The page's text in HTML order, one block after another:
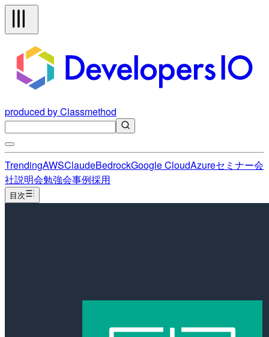
produced by Classmethod
TrendingAWSClaudeBedrockGoogle CloudAzureセミナー会
社説明会勉強会事例採用
目次